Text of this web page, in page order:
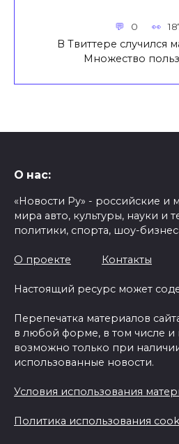
0
В Твиттере случился
Множество
О нас:
«Новости Ру» - российские и
мира авто, культуры, науки и
политики, спорта, шоу-
О проекте Контакты
Настоящий ресурс может
Перепечатка материалов
в любой форме, в том числе
возможно только при
использованные новости.
Условия использования
Политика использования